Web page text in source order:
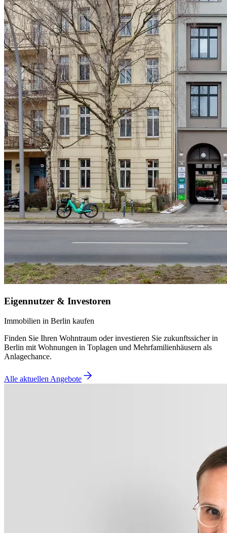
Eigennutzer & Investoren
Immobilien in Berlin kaufen
Finden Sie Ihren Wohntraum oder investieren Sie zukunftssicher in
Berlin mit Wohnungen in Toplagen und Mehrfamilienhäusern als
Anlagechance.
Alle aktuellen Angebote